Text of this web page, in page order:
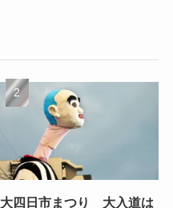
大四日市まつり 大入道は